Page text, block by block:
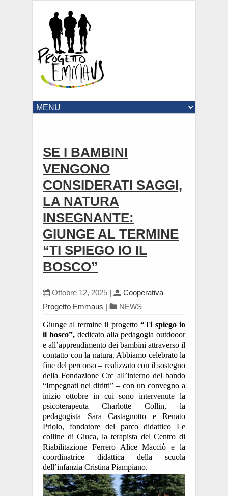
SE I BAMBINI
VENGONO
CONSIDERATI SAGGI,
LA NATURA
INSEGNANTE:
GIUNGE AL TERMINE
“TI SPIEGO IO IL
BOSCO”
Ottobre 12, 2025 |
Cooperativa
Progetto Emmaus | NEWS
Giunge al termine il progetto“Ti spiego io
il bosco”, dedicato alla pedagogia outdooor
e all’apprendimento dei bambini attraverso il
contatto con la natura. Abbiamo celebrato la
fine del percorso – realizzato con il sostegno
della Fondazione Crc all’interno del bando
“Impegnati nei diritti” – con un convegno a
inizio ottobre in cui sono intervenute la
psicoterapeuta Charlotte Collin, la
pedagogista Sara Castagnotto e Renato
Priolo, fondatore del parco didattico Le
colline di Giuca, la terapista del Centro di
Riabilitazione Ferrero Alice Macciò e la
coordinatrice didattica della scuola
dell’infanzia Cristina Piampiano.